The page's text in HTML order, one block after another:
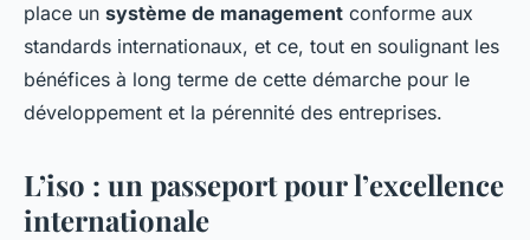
place un système de management conforme aux
standards internationaux, et ce, tout en soulignant les
bénéfices à long terme de cette démarche pour le
développement et la pérennité des entreprises.
L’iso : un passeport pour l’excellence
internationale